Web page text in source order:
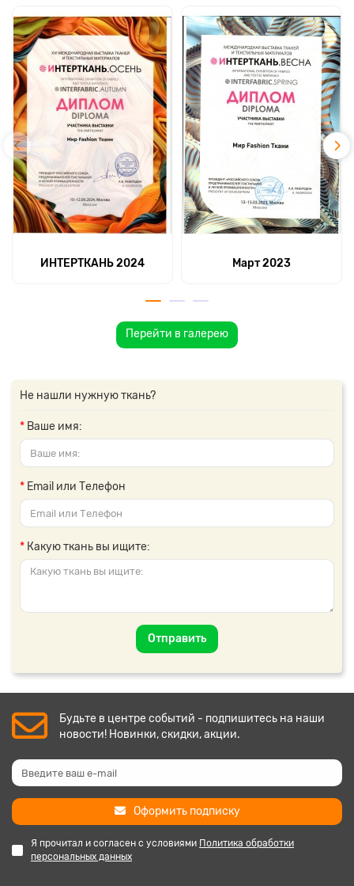
ИНТЕРТКАНЬ 2024 Март 2023
Перейти в галерею
Не нашли нужную ткань?
Ваше имя:
Email или Телефон
Какую ткань вы ищите:
Отправить
Будьте в центре событий - подпишитесь на наши
новости! Новинки, скидки, акции.
Оформить подписку
Я прочитал и согласен с условиями Политика обработки
персональных данных